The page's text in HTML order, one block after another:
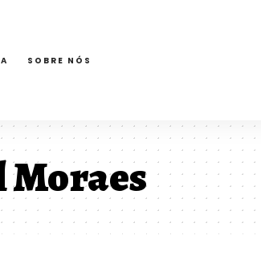
SOBRE NÓS
Moraes